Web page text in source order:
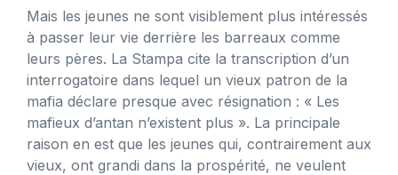
Mais les jeunes ne sont visiblement plus intéressés
à passer leur vie derrière les barreaux comme
leurs pères. La Stampa cite la transcription d’un
interrogatoire dans lequel un vieux patron de la
mafia déclare presque avec résignation : « Les
mafieux d’antan n’existent plus ». La principale
raison en est que les jeunes qui, contrairement aux
vieux, ont grandi dans la prospérité, ne veulent